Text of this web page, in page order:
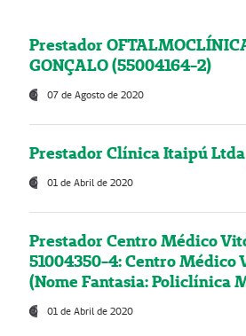
Prestador
GONÇALO (55004164-2)
07 de Agosto de 2020
Prestador Clínica Itaipú
01 de Abril de 2020
Prestador Centro Médico
51004350-4: Centro Médico
(Nome Fantasia: Policlínica
01 de Abril de 2020